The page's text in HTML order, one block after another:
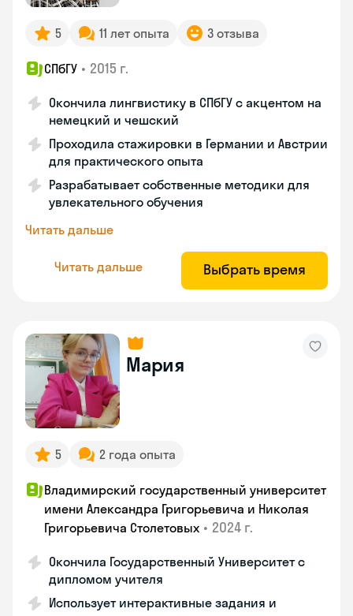
5 11 лет опыта 3 отзыва
СПбГУ • 2015 г.
Окончила лингвистику в СПбГУ с акцентом на
немецкий и чешский
Проходила стажировки в Германии и Австрии
для практического опыта
Разрабатывает собственные методики для
увлекательного обучения
Читать дальше
Читать дальше Выбрать время
Мария
5 2 года опыта
Владимирский государственный университет
имени Александра Григорьевича и Николая
Григорьевича Столетовых • 2024 г.
Окончила Государственный Университет с
дипломом учителя
Использует интерактивные задания и